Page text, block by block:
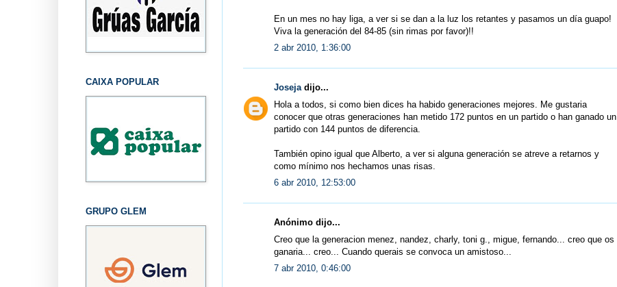
En un mes no hay liga, a ver si se dan a la luz los retantes y pasamos un día guapo!
Viva la generación del 84-85 (sin rimas por favor)!!
2 abr 2010, 1:36:00
Josejadijo...
Hola a todos, si como bien dices ha habido generaciones mejores. Me gustaria
conocer que otras generaciones han metido 172 puntos en un partido o han ganado un
partido con 144 puntos de diferencia.
También opino igual que Alberto, a ver si alguna generación se atreve a retarnos y
como mínimo nos hechamos unas risas.
6 abr 2010, 12:53:00
Anónimo dijo...
Creo que la generacion menez, nandez, charly, toni g., migue, fernando... creo que os
ganaria... creo... Cuando querais se convoca un amistoso...
7 abr 2010, 0:46:00
CAIXA POPULAR
GRUPO GLEM